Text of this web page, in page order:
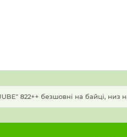
822++ безшовні на байці, низ